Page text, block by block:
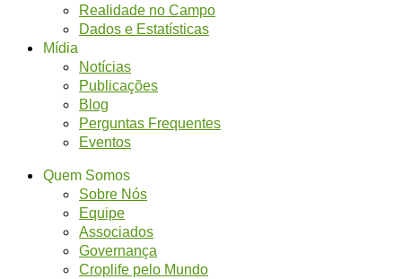
Realidade no Campo
Dados e Estatísticas
Mídia
Notícias
Publicações
Blog
Perguntas Frequentes
Eventos
Quem Somos
Sobre Nós
Equipe
Associados
Governança
Croplife pelo Mundo